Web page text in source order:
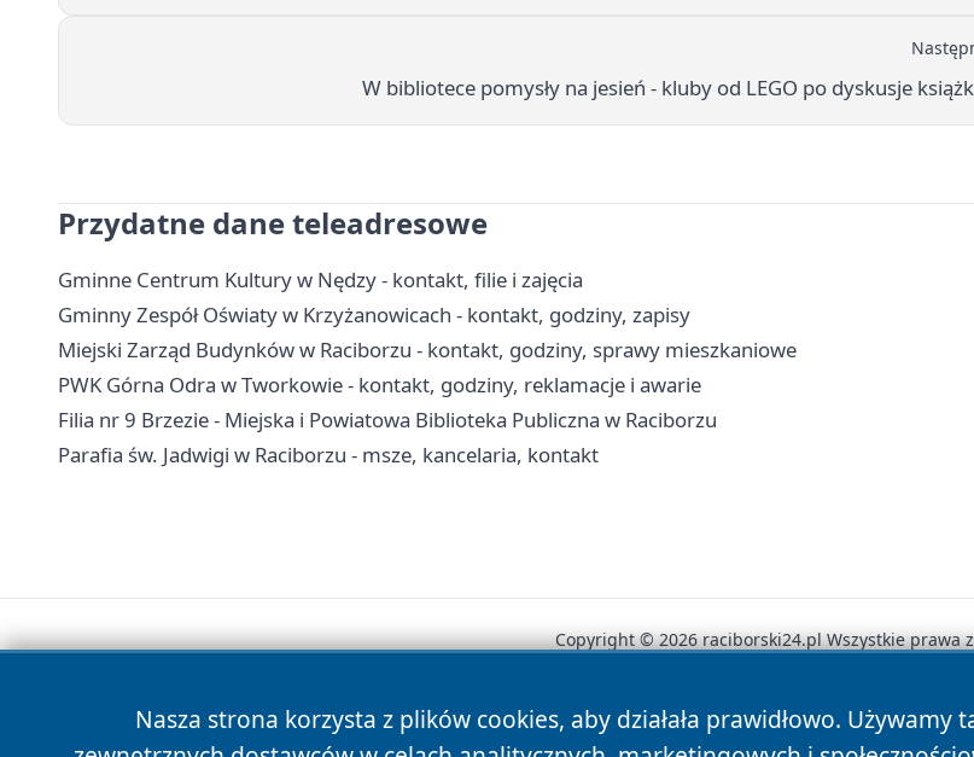
W bibliotece pomysły na jesień - kluby od LEGO po dyskusje
Przydatne dane teleadresowe
Gminne Centrum Kultury w Nędzy - kontakt, filie i zajęcia
Gminny Zespół Oświaty w Krzyżanowicach - kontakt, godziny, zapisy
Miejski Zarząd Budynków w Raciborzu - kontakt, godziny, sprawy mieszkaniowe
PWK Górna Odra w Tworkowie - kontakt, godziny, reklamacje i awarie
Filia nr 9 Brzezie - Miejska i Powiatowa Biblioteka Publiczna w Raciborzu
Parafia św. Jadwigi w Raciborzu - msze, kancelaria, kontakt
Nasza strona korzysta z plików cookies, aby działała prawidłowo.
Copyright © 2026 raciborski24.pl Wszystkie prawa
News Autorzy Polityka Prywatności